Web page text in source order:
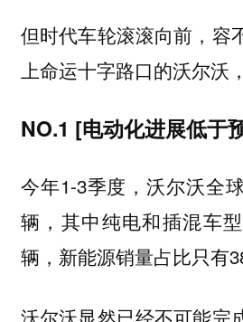
但时代车轮滚滚向前，容
上命运十字路口的沃尔沃
NO.1 [电动化进展低于
今年1-3季度，沃尔沃全
辆，其中纯电和插混车
辆，新能源销量占比只有